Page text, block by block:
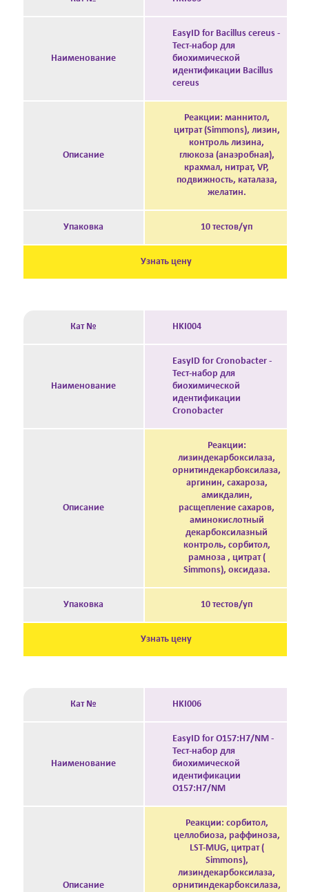
Наименование
EasyID for Bacillus cereus -
Тест-набор для
биохимической
идентификации Bacillus
cereus
Описание
Реакции: маннитол,
цитрат (Simmons), лизин,
контроль лизина,
глюкоза (анаэробная),
крахмал, нитрат, VP,
подвижность, каталаза,
желатин.
Упаковка 10 тестов/уп
Узнать цену
Кат № HKI004
Наименование
EasyID for Cronobacter -
Тест-набор для
биохимической
идентификации
Cronobacter
Описание
Реакции:
лизиндекарбоксилаза,
орнитиндекарбоксилаза,
аргинин, сахароза,
амикдалин,
расщепление сахаров,
аминокислотный
декарбоксилазный
контроль, сорбитол,
рамноза , цитрат (
Simmons), оксидаза.
Упаковка 10 тестов/уп
Узнать цену
Кат № HKI006
Наименование
EasyID for O157:H7/NM -
Тест-набор для
биохимической
идентификации
O157:H7/NM
Описание
Реакции: сорбитол,
целлобиоза, раффиноза,
LST-MUG, цитрат (
Simmons),
лизиндекарбоксилаза,
орнитиндекарбоксилаза,